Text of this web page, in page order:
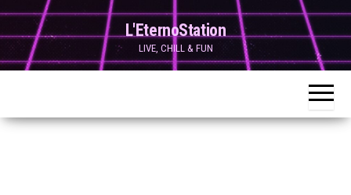
Skip
to
content
L'EternoStation
LIVE, CHILL & FUN